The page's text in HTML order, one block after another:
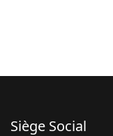
Siège Social